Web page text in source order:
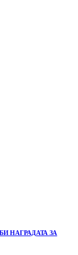
НАГРАДАТА ЗА